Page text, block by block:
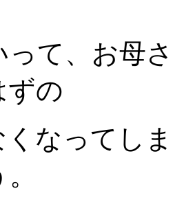
って、お母
ずの
くなってし